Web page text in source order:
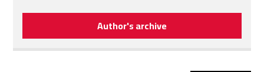
Author's archive